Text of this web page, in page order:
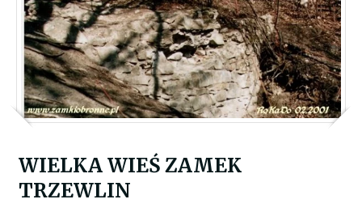
WIELKA WIEŚ ZAMEK
TRZEWLIN